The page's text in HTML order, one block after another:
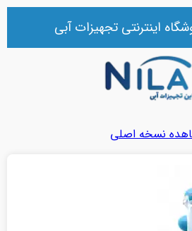
اینترنتی تجهیزات آبی
نسخه اصلی